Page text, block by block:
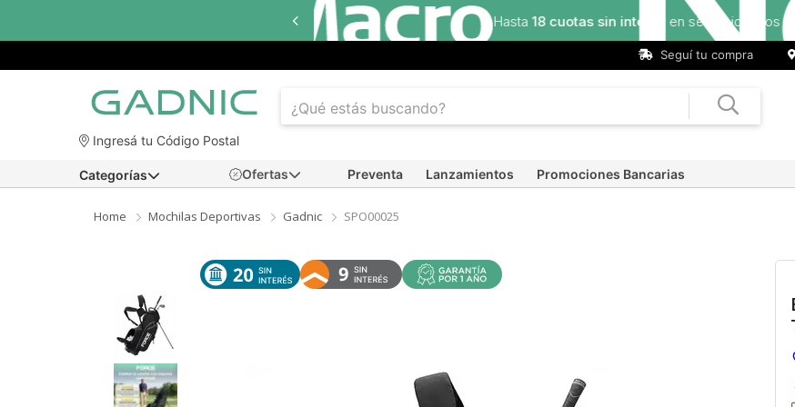
en seleccionados
Seguí tu compra
Ingresá tu Código Postal
Ofertas Preventa Lanzamientos Promociones Bancarias
Categorías
Home Mochilas Deportivas Gadnic SPO00025